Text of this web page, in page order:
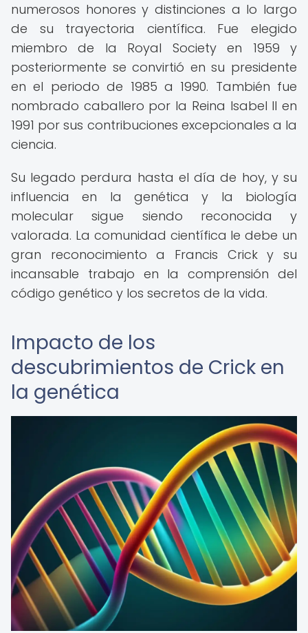
numerosos honores y distinciones a lo largo
de su trayectoria científica. Fue elegido
miembro de la Royal Society en 1959 y
posteriormente se convirtió en su presidente
en el periodo de 1985 a 1990. También fue
nombrado caballero por la Reina Isabel II en
1991 por sus contribuciones excepcionales a la
ciencia.
Su legado perdura hasta el día de hoy, y su
influencia en la genética y la biología
molecular sigue siendo reconocida y
valorada. La comunidad científica le debe un
gran reconocimiento a Francis Crick y su
incansable trabajo en la comprensión del
código genético y los secretos de la vida.
Impacto de los
descubrimientos de Crick en
la genética